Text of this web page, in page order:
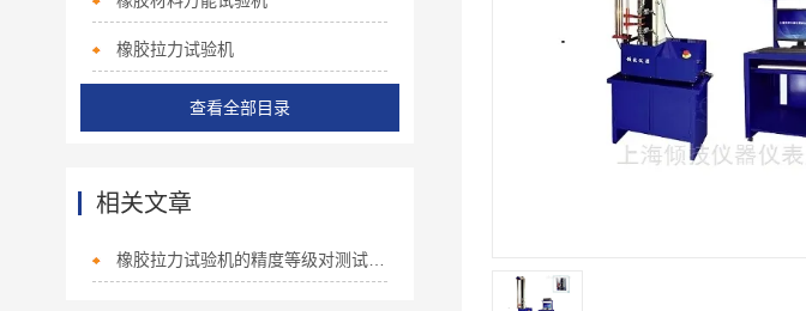
橡胶拉力试验机
查看全部目录
相关文章
橡胶拉力试验机的精度等级对测试结果有哪些影响？